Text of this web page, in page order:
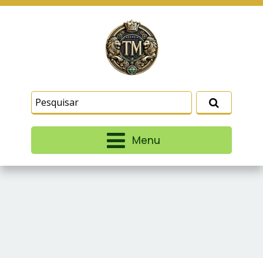
Menu
similares para lembrar e entender como você usa
nosso site, analisar seu uso de nossos produtos
e serviços, ajudar com nossos esforços de
marketing e fornecer conteúdo de terceiros. Leia
Termos e CondiçõesePolítica de